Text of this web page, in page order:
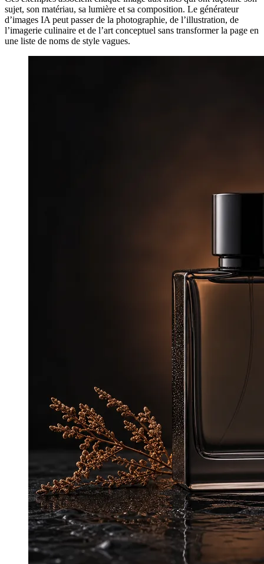
sujet, son matériau, sa lumière et sa composition. Le générateur
d’images IA peut passer de la photographie, de l’illustration, de
l’imagerie culinaire et de l’art conceptuel sans transformer la page en
une liste de noms de style vagues.